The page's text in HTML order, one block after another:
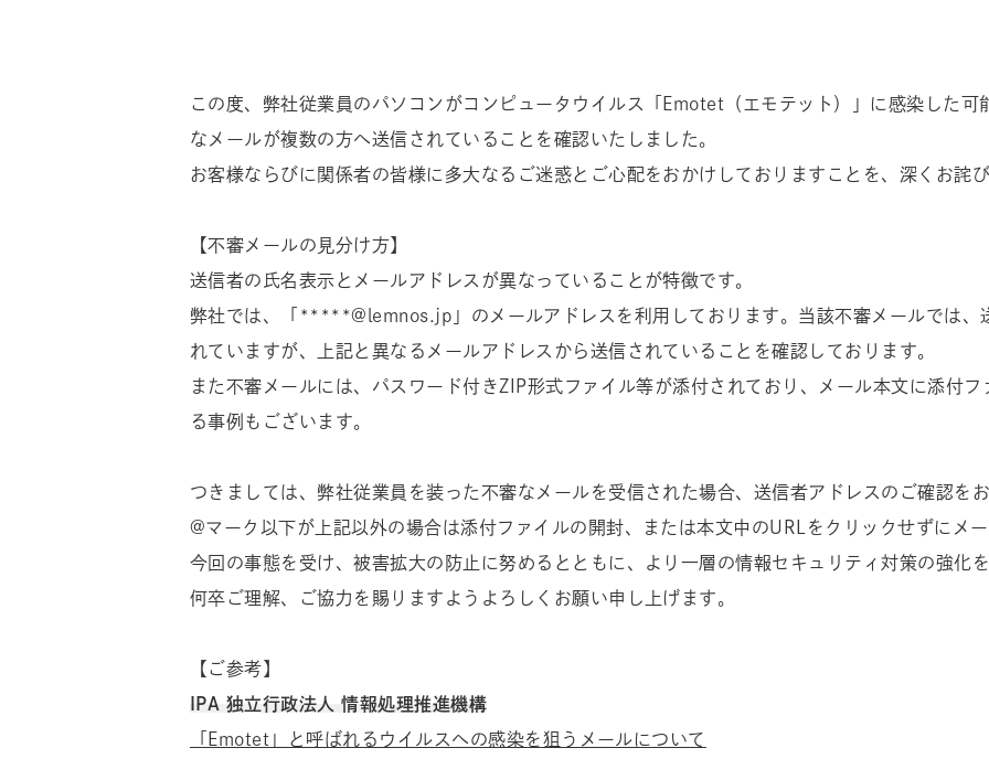
この度、弊社従業員のパソコンがコンピュータウイルス「Emotet（エモテット）」に感染した可
なメールが複数の方へ送信されていることを確認いたしました。
お客様ならびに関係者の皆様に多大なるご迷惑とご心配をおかけしておりますことを、深くお詫び
【不審メールの見分け方】
送信者の氏名表示とメールアドレスが異なっていることが特徴です。
弊社では、「*****@lemnos.jp」のメールアドレスを利用しております。当該不審メールでは、
れていますが、上記と異なるメールアドレスから送信されていることを確認しております。
また不審メールには、パスワード付きZIP形式ファイル等が添付されており、メール本文に添付
る事例もございます。
つきましては、弊社従業員を装った不審なメールを受信された場合、送信者アドレスのご確認を
@マーク以下が上記以外の場合は添付ファイルの開封、または本文中のURLをクリックせずにメ
今回の事態を受け、被害拡大の防止に努めるとともに、より一層の情報セキュリティ対策の強化
何卒ご理解、ご協力を賜りますようよろしくお願い申し上げます。
【ご参考】
IPA 独立行政法人 情報処理推進機構
「Emotet」と呼ばれるウイルスへの感染を狙うメールについて